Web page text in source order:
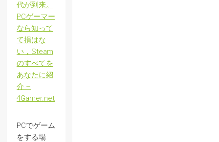
代が到来。
PCゲーマー
なら知って
て損はな
い，Steam
のすべてを
あなたに紹
介 –
4Gamer.net
PCでゲーム
をする場